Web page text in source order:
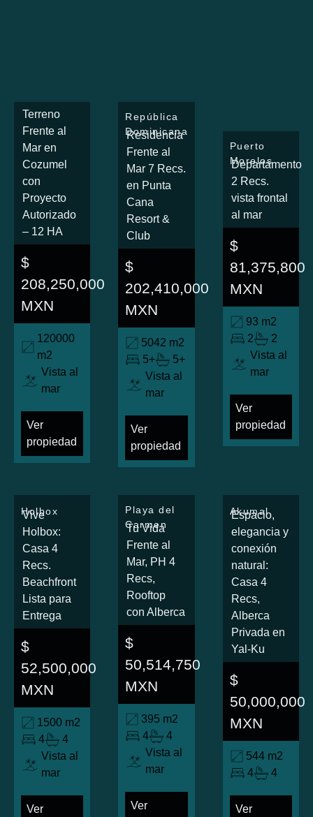
Terreno
Frente al
Mar en
Cozumel
con
Proyecto
Autorizado
– 12 HA
$
208,250,000
MXN
120000
m2
Vista al
mar
Ver
propiedad
República
Dominicana
Residencia
Frente al
Mar 7 Recs.
en Punta
Cana
Resort &
Club
$
202,410,000
MXN
5042 m2
5+
5+
Vista al
mar
Ver
propiedad
Puerto
Morelos
Departamento
2 Recs.
vista frontal
al mar
$
81,375,800
MXN
93 m2
2
2
Vista al
mar
Ver
propiedad
Holbox
Vive
Holbox:
Casa 4
Recs.
Beachfront
Lista para
Entrega
$
52,500,000
MXN
1500 m2
4
4
Vista al
mar
Ver
Playa del
Carmen
Tu Vida
Frente al
Mar, PH 4
Recs,
Rooftop
con Alberca
$
50,514,750
MXN
395 m2
4
4
Vista al
mar
Ver
Akumal
Espacio,
elegancia y
conexión
natural:
Casa 4
Recs,
Alberca
Privada en
Yal-Ku
$
50,000,000
MXN
544 m2
4
4
Ver